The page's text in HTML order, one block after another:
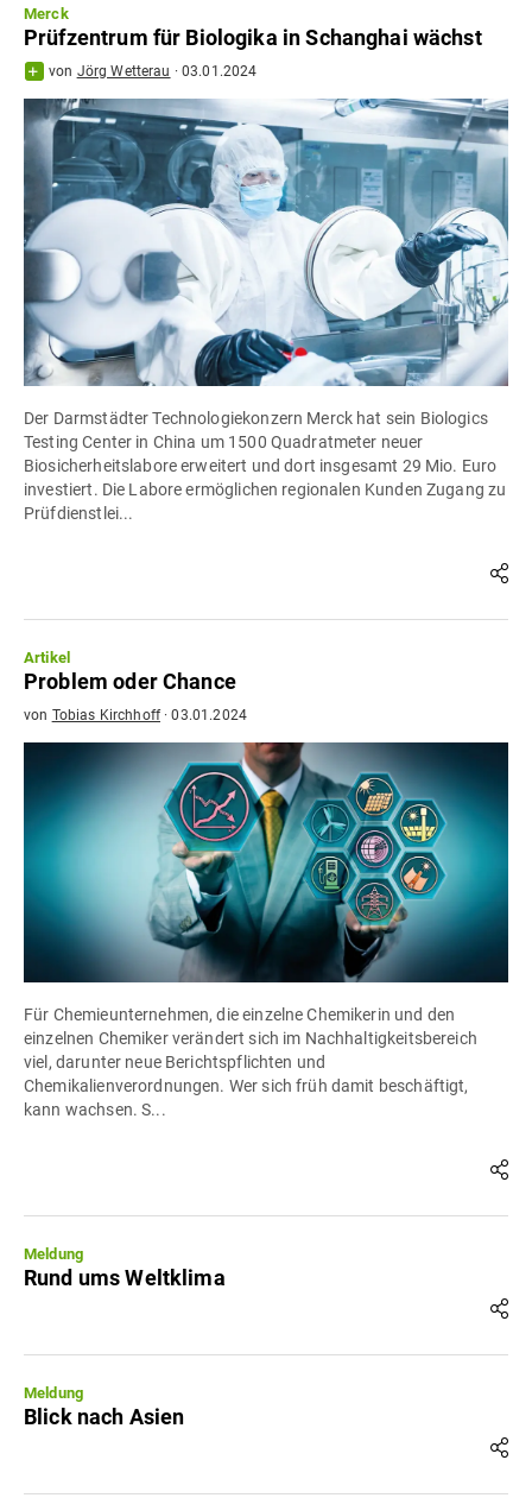
Merck
Prüfzentrum für Biologika in Schanghai wächst
von Jörg Wetterau ·03.01.2024
Der Darmstädter Technologiekonzern Merck hat sein Biologics
Testing Center in China um 1500 Quadratmeter neuer
Biosicherheitslabore erweitert und dort insgesamt 29 Mio. Euro
investiert. Die Labore ermöglichen regionalen Kunden Zugang zu
Prüfdienstlei...
Artikel
Problem oder Chance
von Tobias Kirchhoff·03.01.2024
Für Chemieunternehmen, die einzelne Chemikerin und den
einzelnen Chemiker verändert sich im Nachhaltigkeitsbereich
viel, darunter neue Berichtspflichten und
Chemikalienverordnungen. Wer sich früh damit beschäftigt,
kann wachsen. S...
Meldung
Rund ums Weltklima
Meldung
Blick nach Asien